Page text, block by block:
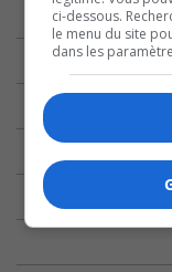
ci-dessous.
le menu du site
dans les